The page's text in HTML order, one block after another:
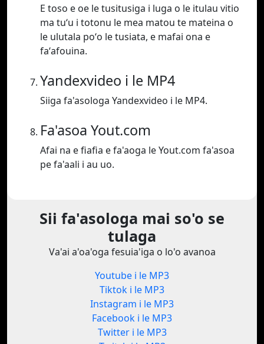
E toso e oe le tusitusiga i luga o le itulau vitio
ma tuʻu i totonu le mea matou te mateina o
le ulutala poʻo le tusiata, e mafai ona e
faʻafouina.
Yandexvideo i le MP4
Siiga fa'asologa Yandexvideo i le MP4.
Fa'asoa Yout.com
Afai na e fiafia e fa'aoga le Yout.com fa'asoa
pe fa'aali i au uo.
Sii fa'asologa mai so'o se
tulaga
Va'ai a'oa'oga fesuia'iga o lo'o avanoa
Youtube i le MP3
Tiktok i le MP3
Instagram i le MP3
Facebook i le MP3
Twitter i le MP3